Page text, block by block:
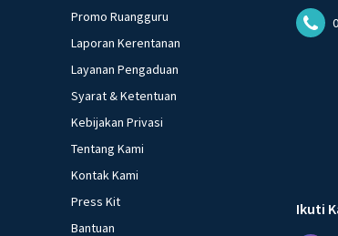
Promo Ruangguru
Laporan Kerentanan
Layanan Pengaduan
Syarat & Ketentuan
Kebijakan Privasi
Tentang Kami
Kontak Kami
Press Kit
Bantuan
Ikuti